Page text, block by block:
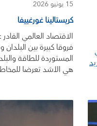
15 يونيو 2026
كريستالينا غورغييفا
الاقتصاد العالمي
فروقا كبيرة بين
المستوردة للطاقة
هي الأشد تعرضا